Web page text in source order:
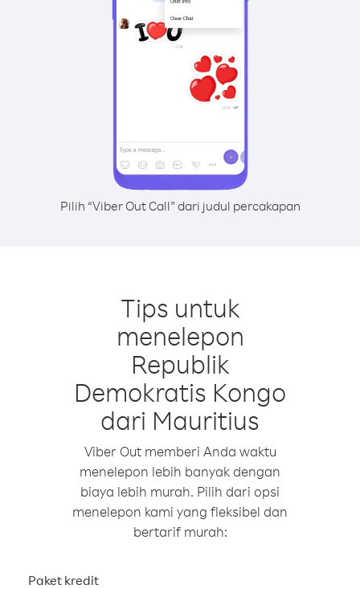
Pilih “Viber Out Call” dari judul percakapan
Tips untuk
menelepon
Republik
Demokratis Kongo
dari Mauritius
Viber Out memberi Anda waktu
menelepon lebih banyak dengan
biaya lebih murah. Pilih dari opsi
menelepon kami yang fleksibel dan
bertarif murah:
Paket kredit